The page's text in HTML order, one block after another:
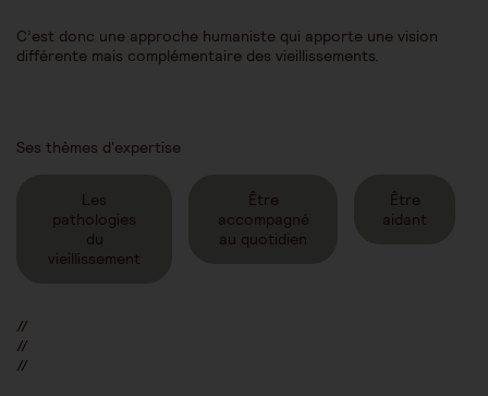
C’est donc une approche humaniste qui apporte une vision
différente mais complémentaire des vieillissements.
Ses thèmes d'expertise
Les
pathologies
du
vieillissement
Être
accompagné
au quotidien
Être
aidant
//
//
//